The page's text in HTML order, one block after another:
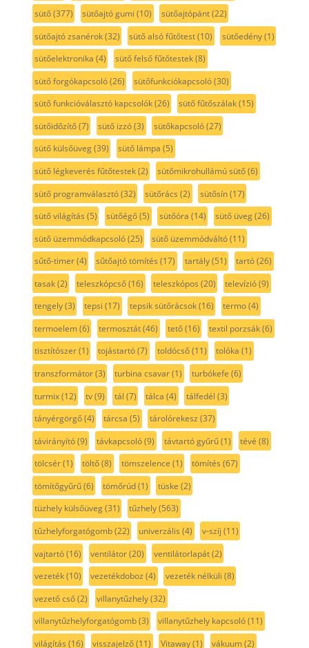
sütő(377) sütőajtó gumi (10) sütőajtópánt(22)
sütőajtó zsanérok(32) sütő alsó fűtőtest(10) sütőedény(1)
sütőelektronika (4) sütő felső fűtőtestek(8)
sütő forgókapcsoló(26) sütőfunkciókapcsoló(30)
sütő funkcióválasztó kapcsolók(26) sütő fűtőszálak(15)
sütőidőzítő(7) sütő izzó(3) sütőkapcsoló(27)
sütő külsőüveg(39) sütő lámpa (5)
sütő légkeverés fűtőtestek(2) sütőmikrohullámú sütő(6)
sütő programválasztó(32) sütőrács (2) sütősín(17)
sütő világítás (5) sütőégő(5) sütőóra (14) sütő üveg(26)
sütő üzemmódkapcsoló(25) sütő üzemmódváltó(11)
sűtő-timer(4) sűtőajtó tömítés (17) tartály(51) tartó(26)
tasak(2) teleszkópcső(16) teleszkópos (20) televízió(9)
tengely(3) tepsi (17) tepsik sütőrácsok(16) termo(4)
termoelem(6) termosztát(46) tető(16) textil porzsák(6)
tisztítószer(1) tojástartó(7) toldócső(11) tolóka (1)
transzformátor(3) turbina csavar(1) turbókefe (6)
turmix(12) tv(9) tál (7) tálca (4) tálfedél (3)
tányérgörgő(4) tárcsa (5) tárolórekesz (37)
távirányító(9) távkapcsoló(9) távtartó gyűrű(1) tévé (8)
tölcsér(1) töltő(8) tömszelence (1) tömítés (67)
tömítőgyűrű(6) tömőrúd(1) tüske (2)
tüzhely külsőüveg(31) tűzhely(563)
tűzhelyforgatógomb(22) univerzális (4) v-szíj (11)
vajtartó(16) ventilátor(20) ventilátorlapát(2)
vezeték(10) vezetékdoboz (4) vezeték nélküli (8)
vezető cső(2) villanytűzhely(32)
villanytűzhelyforgatógomb(3) villanytűzhely kapcsoló(11)
világítás (16) visszajelző(11) Vitaway(1) vákuum(2)